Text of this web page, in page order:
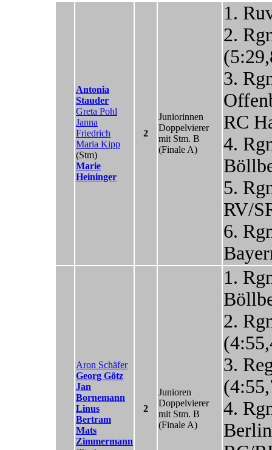
Antonia
Stauder
Greta Pohl
Janna
Friedrich
Maria Kipp
(Stm)
Marie
Heininger
2
Juniorinnen
Doppelvierer
mit Stm. B
(Finale A)
1.
2.
3.
RC
4.
5.
RV/
6.
Aron Schäfer
Georg Götz
Jan
Bornemann
Linus
Bertram
Mats
Zimmermann
2
Junioren
Doppelvierer
mit Stm. B
(Finale A)
1.
2.
3.
4.